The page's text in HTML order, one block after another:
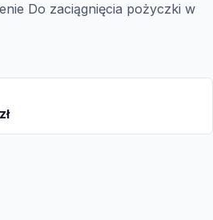
Do zaciągnięcia pożyczki w